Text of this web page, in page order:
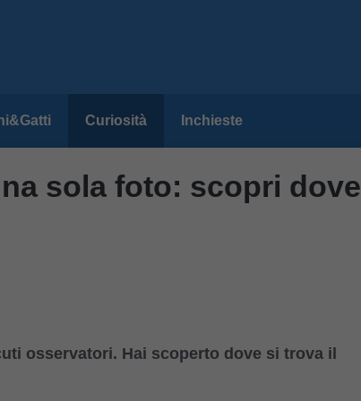
Curiosità Inchieste
sola foto: scopri dove
osservatori. Hai scoperto dove si trova il